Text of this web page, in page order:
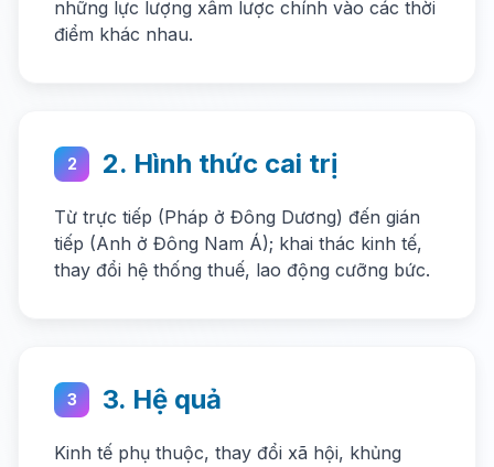
những lực lượng xâm lược chính vào các thời
điểm khác nhau.
2 2. Hình thức cai trị
Từ trực tiếp (Pháp ở Đông Dương) đến gián
tiếp (Anh ở Đông Nam Á); khai thác kinh tế,
thay đổi hệ thống thuế, lao động cưỡng bức.
3 3. Hệ quả
Kinh tế phụ thuộc, thay đổi xã hội, khủng